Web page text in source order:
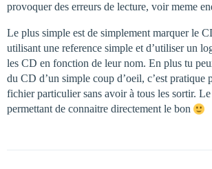
provoquer des erreurs de lecture, voir meme
Le plus simple est de simplement marquer le
utilisant une reference simple et d’utiliser un
les CD en fonction de leur nom. En plus tu
du CD d’un simple coup d’oeil, c’est pratique
fichier particulier sans avoir à tous les sortir.
permettant de connaitre directement le bon